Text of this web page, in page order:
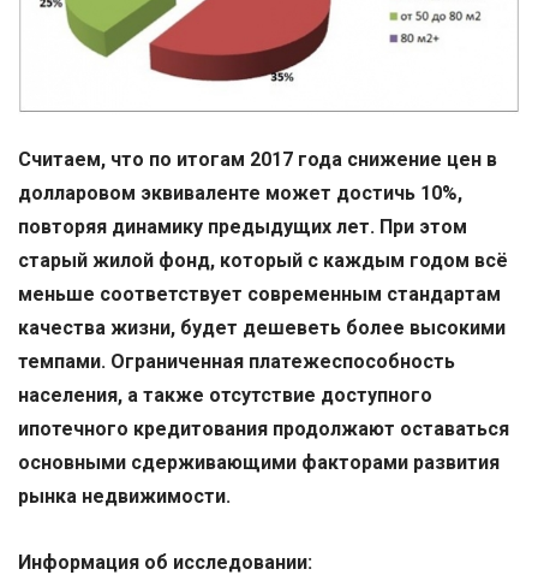
Считаем, что по итогам 2017 года снижение цен в
долларовом эквиваленте может достичь 10%,
повторяя динамику предыдущих лет. При этом
старый жилой фонд, который с каждым годом всё
меньше соответствует современным стандартам
качества жизни, будет дешеветь более высокими
темпами. Ограниченная платежеспособность
населения, а также отсутствие доступного
ипотечного кредитования продолжают оставаться
основными сдерживающими факторами развития
рынка недвижимости.
Информация об исследовании: